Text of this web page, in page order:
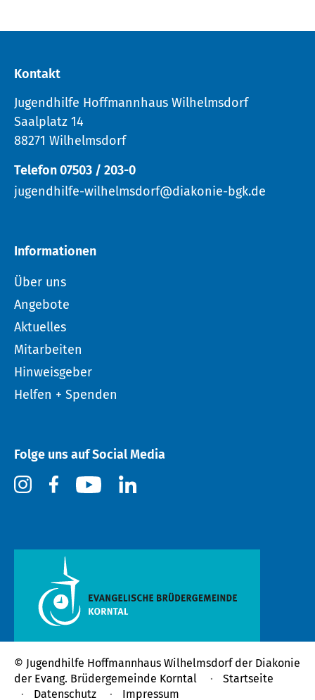
Kontakt
Jugendhilfe Hoffmannhaus Wilhelmsdorf
Saalplatz 14
88271 Wilhelmsdorf
Telefon 07503 / 203-0
jugendhilfe-wilhelmsdorf@diakonie-bgk.de
Informationen
Über uns
Angebote
Aktuelles
Mitarbeiten
Hinweisgeber
Helfen + Spenden
Folge uns auf Social Media
© Jugendhilfe Hoffmannhaus Wilhelmsdorf der Diakonie
der Evang. Brüdergemeinde Korntal
Startseite
Datenschutz
Impressum